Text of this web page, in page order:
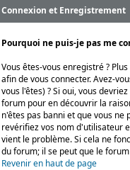
Connexion et Enregistrement
Pourquoi ne puis-je pas me
Vous êtes-vous enregistré ?
afin de vous connecter. Avez-
vous l'êtes) ? Si oui, vous
forum pour en découvrir la
n'êtes pas banni et que vous ne
revérifiez vos nom d'utilisateur
vient le problème. Si cela ne
du forum; il se peut que le
Revenir en haut de page